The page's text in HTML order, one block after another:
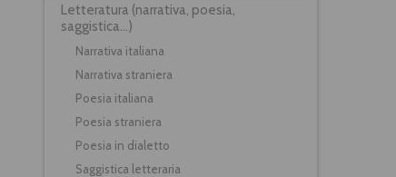
Letteratura (narrativa, poesia,
saggistica...)
Narrativa italiana
Narrativa straniera
Poesia italiana
Poesia straniera
Poesia in dialetto
Saggistica letteraria